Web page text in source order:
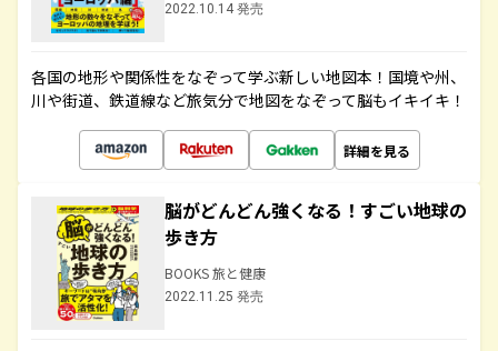
2022.10.14 発売
各国の地形や関係性をなぞって学ぶ新しい地図本！国境や州、
川や街道、鉄道線など旅気分で地図をなぞって脳もイキイキ！
詳細を見る
脳がどんどん強くなる！すごい地球の
歩き方
BOOKS 旅と健康
2022.11.25 発売